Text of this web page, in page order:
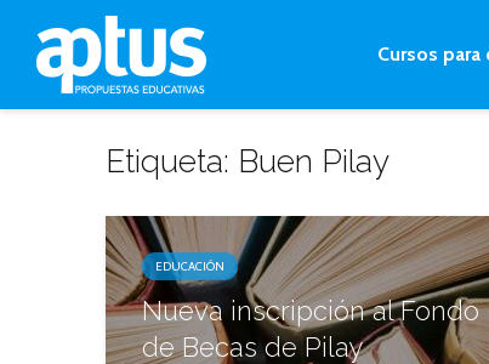
Cursos
Etiqueta: Buen Pilay
EDUCACIÓN
Nueva inscripción al Fondo
de Becas de Pilay